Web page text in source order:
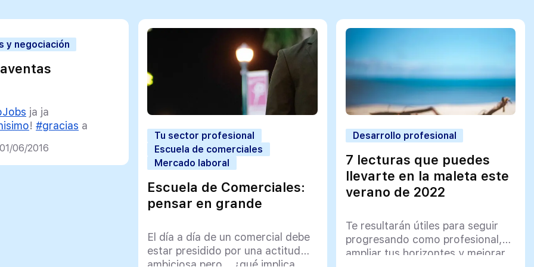
y negociación
ja ja
!#gracias a
#socialque
06/2016
Tu sector profesional
Escuela de comerciales
Mercado laboral
Escuela de Comerciales:
pensar en grande
El día a día de un comercial debe
estar presidido por una actitud
ambiciosa pero… ¿qué implica
Desarrollo profesional
7 lecturas que puedes
llevarte en la maleta este
verano de 2022
Te resultarán útiles para seguir
progresando como profesional,
ampliar tus horizontes y mejorar